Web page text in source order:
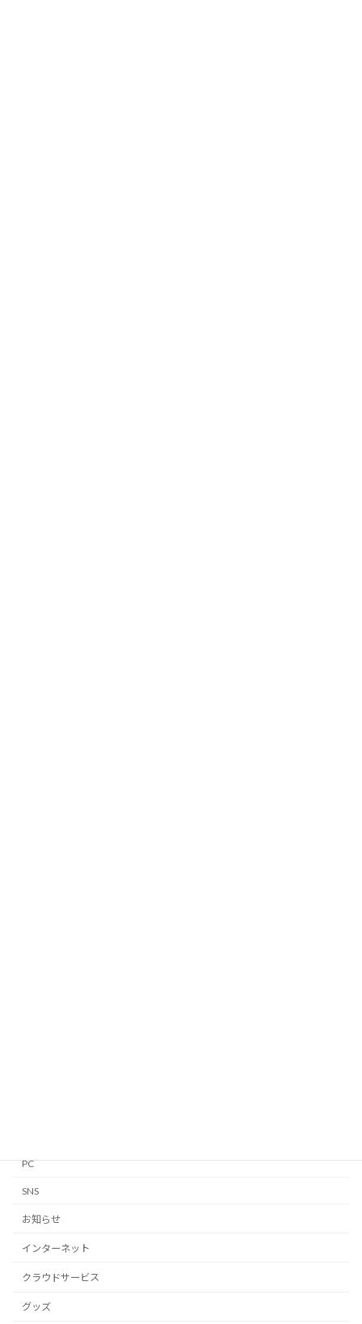
PC
SNS
お知らせ
インターネット
クラウドサービス
グッズ